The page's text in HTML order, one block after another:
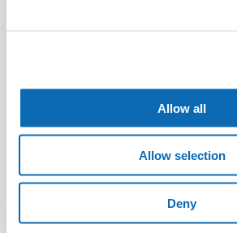
Allow all
Allow selection
Deny